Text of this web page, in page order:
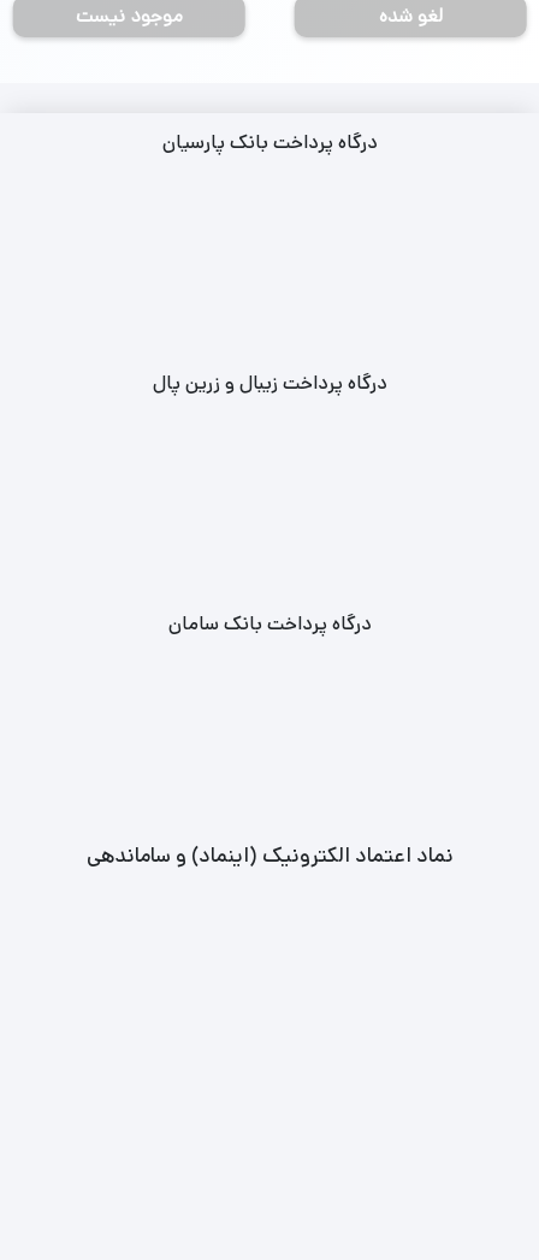
لغو شده موجود نیست
درگاه پرداخت بانک پارسیان
درگاه پرداخت زیبال و زرین پال
درگاه پرداخت بانک سامان
نماد اعتماد الکترونیک (اینماد) و ساماندهی